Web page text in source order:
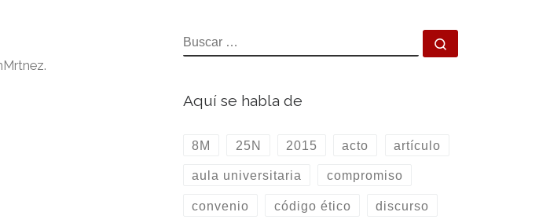
BUSCAR
Aquí se habla de
8M 25N 2015 acto artículo
aula universitaria compromiso
convenio código ético discurso